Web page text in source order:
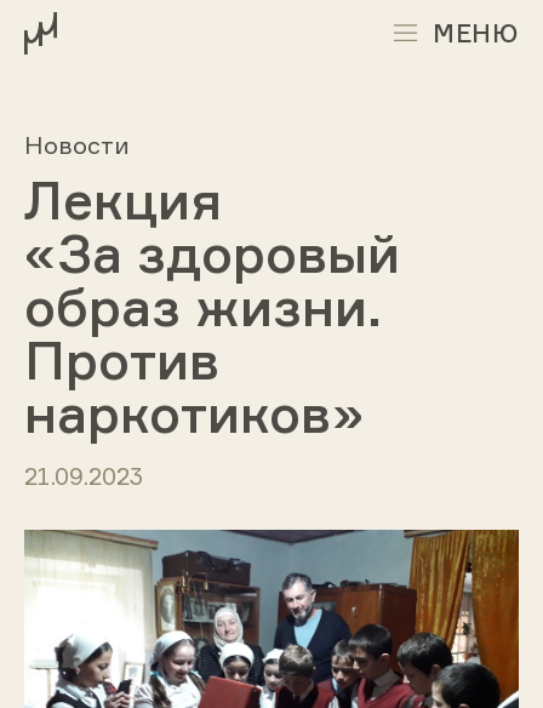
МЕНЮ
Новости
Лекция
«За здоровый
образ жизни.
Против
наркотиков»
21.09.2023